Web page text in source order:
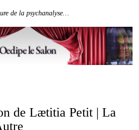
de la psychanalyse…
de Lætitia Petit | La